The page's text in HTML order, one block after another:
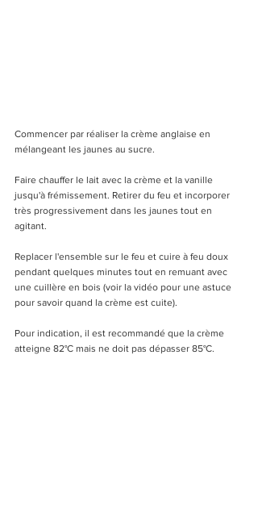
Commencer par réaliser la crème anglaise en
mélangeant les jaunes au sucre.
Faire chauffer le lait avec la crème et la vanille
jusqu'à frémissement. Retirer du feu et incorporer
très progressivement dans les jaunes tout en
agitant.
Replacer l'ensemble sur le feu et cuire à feu doux
pendant quelques minutes tout en remuant avec
une cuillère en bois (voir la vidéo pour une astuce
pour savoir quand la crème est cuite).
Pour indication, il est recommandé que la crème
atteigne 82°C mais ne doit pas dépasser 85°C.